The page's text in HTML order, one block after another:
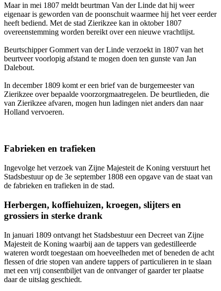
Maar in mei 1807 meldt beurtman Van der Linde dat hij weer
eigenaar is geworden van de poonschuit waarmee hij het veer eerder
heeft bediend. Met de stad Zierikzee kan in oktober 1807
overeenstemming worden bereikt over een nieuwe vrachtlijst.
Beurtschipper Gommert van der Linde verzoekt in 1807 van het
beurtveer voorlopig afstand te mogen doen ten gunste van Jan
Dalebout.
In december 1809 komt er een brief van de burgemeester van
Zierikzee over bepaalde voorzorgmaatregelen. De beurtlieden, die
van Zierikzee afvaren, mogen hun ladingen niet anders dan naar
Holland vervoeren.
Fabrieken en trafieken
Ingevolge het verzoek van Zijne Majesteit de Koning verstuurt het
Stadsbestuur op de 3e september 1808 een opgave van de staat van
de fabrieken en trafieken in de stad.
Herbergen, koffiehuizen, kroegen, slijters en
grossiers in sterke drank
In januari 1809 ontvangt het Stadsbestuur een Decreet van Zijne
Majesteit de Koning waarbij aan de tappers van gedestilleerde
wateren wordt toegestaan om hoeveelheden met of beneden de acht
flessen of drie stopen van andere tappers of particulieren in te slaan
met een vrij consentbiljet van de ontvanger of gaarder ter plaatse
daar de uitslag geschiedt.